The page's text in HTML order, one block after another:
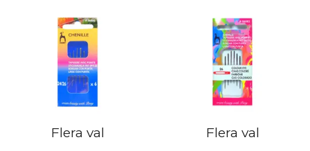
Flera val
Flera val